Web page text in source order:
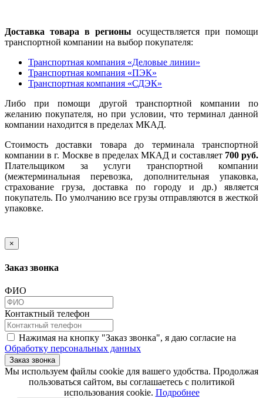
Доставка товара в регионы осуществляется при помощи
транспортной компании на выбор покупателя:
Транспортная компания «Деловые линии»
Транспортная компания «ПЭК»
Транспортная компания «СДЭК»
Либо при помощи другой транспортной компании по
желанию покупателя, но при условии, что терминал данной
компании находится в пределах МКАД.
Стоимость доставки товара до терминала транспортной
компании в г. Москве в пределах МКАД и составляет 700 руб.
Плательщиком за услуги транспортной компании
(межтерминальная перевозка, дополнительная упаковка,
страхование груза, доставка по городу и др.) является
покупатель. По умолчанию все грузы отправляются в жесткой
упаковке.
×
Заказ звонка
ФИО
Контактный телефон
Нажимая на кнопку "Заказ звонка", я даю согласие на
Обработку персональных данных
Заказ звонка
​​​​​​​Мы используем файлы cookie для вашего удобства. Продолжая
пользоваться сайтом, вы соглашаетесь с политикой
использования cookie.​​​​​​​ Подробнее